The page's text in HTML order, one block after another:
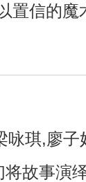
置信的魔
琪,廖子
故事演